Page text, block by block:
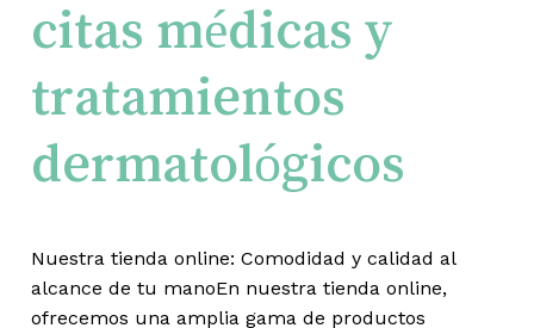
citas médicas y
tratamientos
dermatológicos
Nuestra tienda online: Comodidad y calidad al
alcance de tu manoEn nuestra tienda online,
ofrecemos una amplia gama de productos